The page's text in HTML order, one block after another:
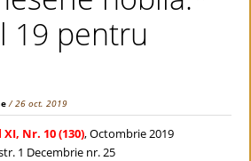
19 pentru
/ 26 oct. 2019
Nr. 10 (130), Octombrie 2019
1 Decembrie nr. 25